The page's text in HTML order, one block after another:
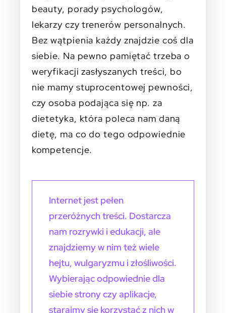
beauty, porady psychologów,
lekarzy czy trenerów personalnych.
Bez wątpienia każdy znajdzie coś dla
siebie. Na pewno pamiętać trzeba o
weryfikacji zasłyszanych treści, bo
nie mamy stuprocentowej pewności,
czy osoba podająca się np. za
dietetyka, która poleca nam daną
dietę, ma co do tego odpowiednie
kompetencje.
Internet jest pełen
przeróżnych treści. Dostarcza
nam rozrywki i edukacji, ale
znajdziemy w nim też wiele
hejtu, wulgaryzmu i złośliwości.
Wybierając odpowiednie dla
siebie strony czy aplikacje,
starajmy się korzystać z nich w